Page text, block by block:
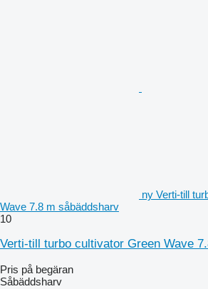
ny Verti-till
Wave 7.8 m såbäddsharv
10
Verti-till turbo cultivator Green Wave
Pris på begäran
Såbäddsharv